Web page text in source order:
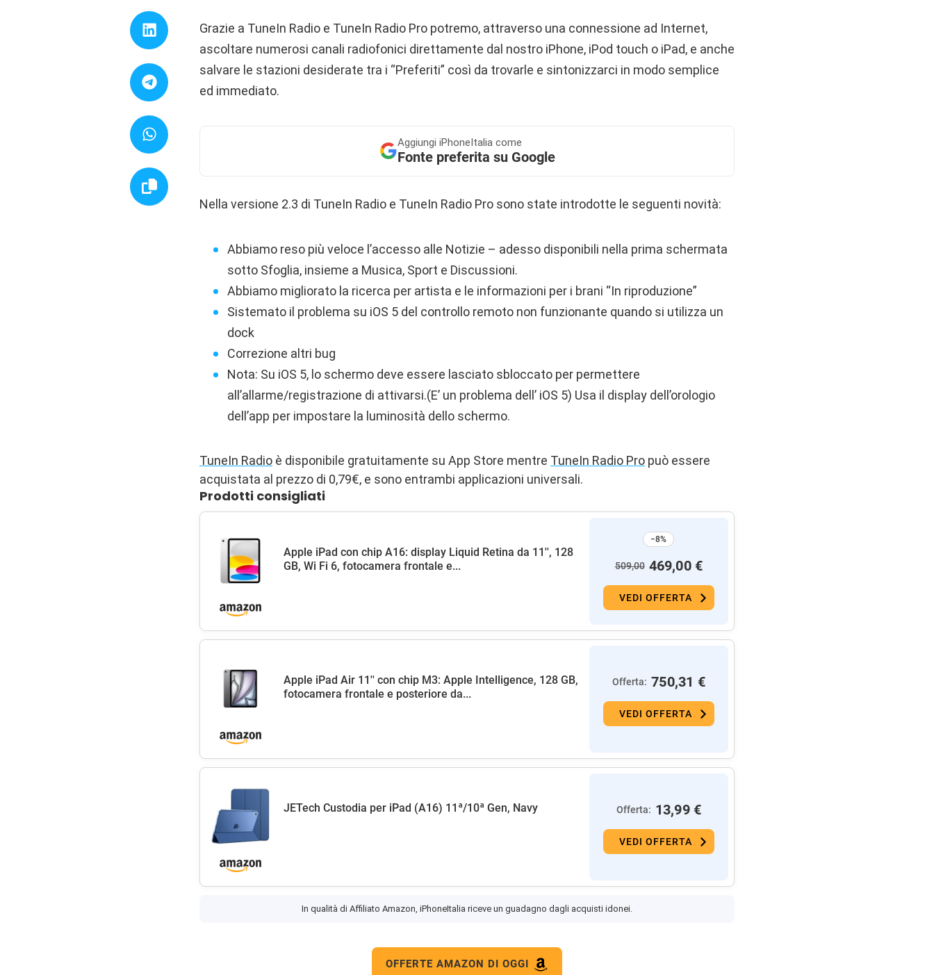
Grazie a TuneIn Radio e TuneIn Radio Pro potremo, attraverso una connessione ad Internet,
ascoltare numerosi canali radiofonici direttamente dal nostro iPhone, iPod touch o iPad, e anche
salvare le stazioni desiderate tra i “Preferiti” così da trovarle e sintonizzarci in modo semplice
ed immediato.
Aggiungi iPhoneItalia come
Fonte preferita su Google
Nella versione 2.3 di TuneIn Radio e TuneIn Radio Pro sono state introdotte le seguenti novità:
Abbiamo reso più veloce l’accesso alle Notizie – adesso disponibili nella prima schermata
sotto Sfoglia, insieme a Musica, Sport e Discussioni.
Abbiamo migliorato la ricerca per artista e le informazioni per i brani “In riproduzione”
Sistemato il problema su iOS 5 del controllo remoto non funzionante quando si utilizza un
dock
Correzione altri bug
Nota: Su iOS 5, lo schermo deve essere lasciato sbloccato per permettere
all’allarme/registrazione di attivarsi.(E’ un problema dell’ iOS 5) Usa il display dell’orologio
dell’app per impostare la luminosità dello schermo.
TuneIn Radio è disponibile gratuitamente su App Store mentre TuneIn Radio Pro può essere
acquistata al prezzo di 0,79€, e sono entrambi applicazioni universali.
Prodotti consigliati
Apple iPad con chip A16: display Liquid Retina da 11'', 128
GB, Wi Fi 6, fotocamera frontale e...
−8%
509,00 469,00 €
VEDI OFFERTA
Apple iPad Air 11'' con chip M3: Apple Intelligence, 128 GB,
fotocamera frontale e posteriore da...
Offerta: 750,31 €
VEDI OFFERTA
JETech Custodia per iPad (A16) 11ª/10ª Gen, Navy Offerta: 13,99 €
VEDI OFFERTA
In qualità di Affiliato Amazon, iPhoneItalia riceve un guadagno dagli acquisti idonei.
OFFERTE AMAZON DI OGGI